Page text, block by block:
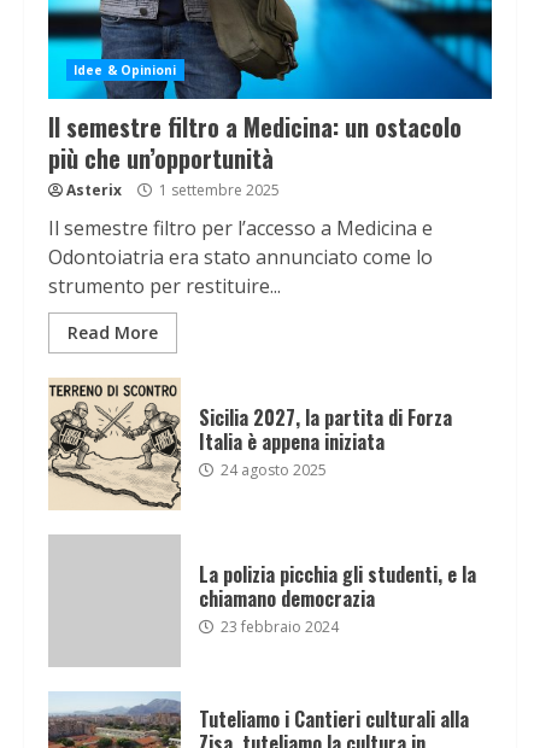
Idee & Opinioni
Il semestre filtro a Medicina: un ostacolo
più che un’opportunità
Asterix 1 settembre 2025
Il semestre filtro per l’accesso a Medicina e
Odontoiatria era stato annunciato come lo
strumento per restituire...
Read More
Sicilia 2027, la partita di Forza
Italia è appena iniziata
24 agosto 2025
La polizia picchia gli studenti, e la
chiamano democrazia
23 febbraio 2024
Tuteliamo i Cantieri culturali alla